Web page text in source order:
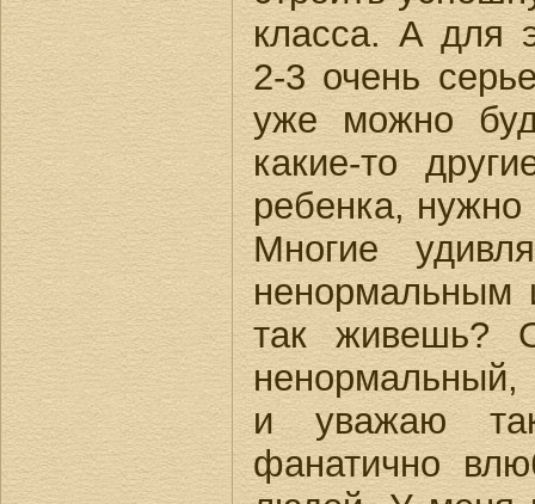
класса. А для
2-3 очень
уже можно
какие-то
ребенка, нужно
Многие
ненормальным
так живешь?
и уважаю
фанатично